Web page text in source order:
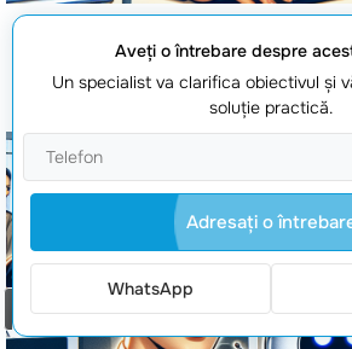
Boti de chat si
Aveţi o întrebare despre
Un specialist va clarifica obiectivul şi
soluţie practică.
Adresaţi o
WhatsApp
Comanda un apel